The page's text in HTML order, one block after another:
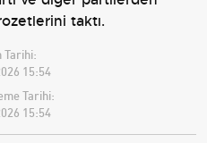
taktı.
Tarihi:
15:54
Tarihi:
15:54